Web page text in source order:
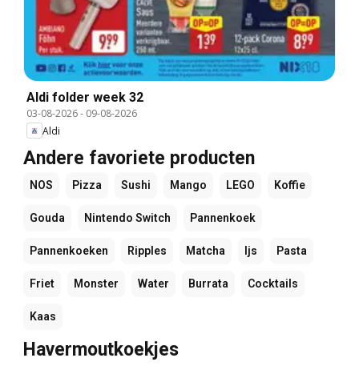
Aldi folder week 32
03-08-2026- 09-08-2026
Aldi
Andere favoriete producten
NOS Pizza Sushi Mango LEGO Koffie
Gouda Nintendo Switch Pannenkoek
Pannenkoeken Ripples Matcha Ijs Pasta
Friet Monster Water Burrata Cocktails
Kaas
Havermoutkoekjes